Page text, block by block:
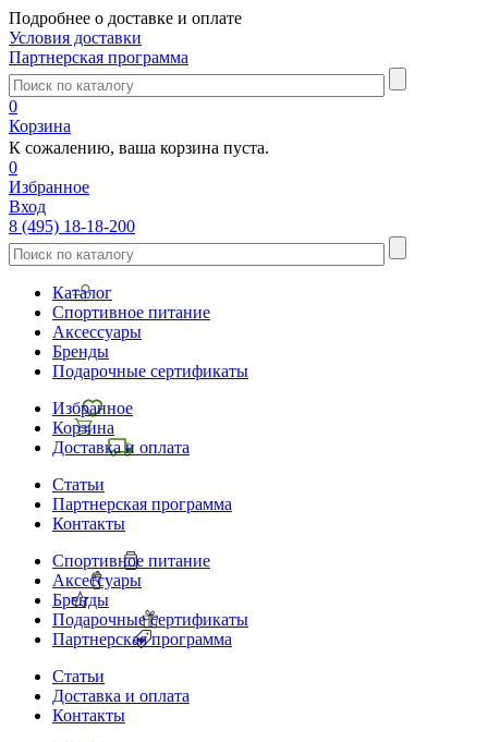
Подробнее о доставке и оплате
Условия доставки
Партнерская программа
0
Корзина
К сожалению, ваша корзина пуста.
0
Избранное
Вход
8 (495) 18-18-200
Каталог
Спортивное питание
Аксессуары
Бренды
Подарочные сертификаты
Избранное
Корзина
Доставка и оплата
Статьи
Партнерская программа
Контакты
Спортивное питание
Аксессуары
Бренды
Подарочные сертификаты
Партнерская программа
Статьи
Доставка и оплата
Контакты